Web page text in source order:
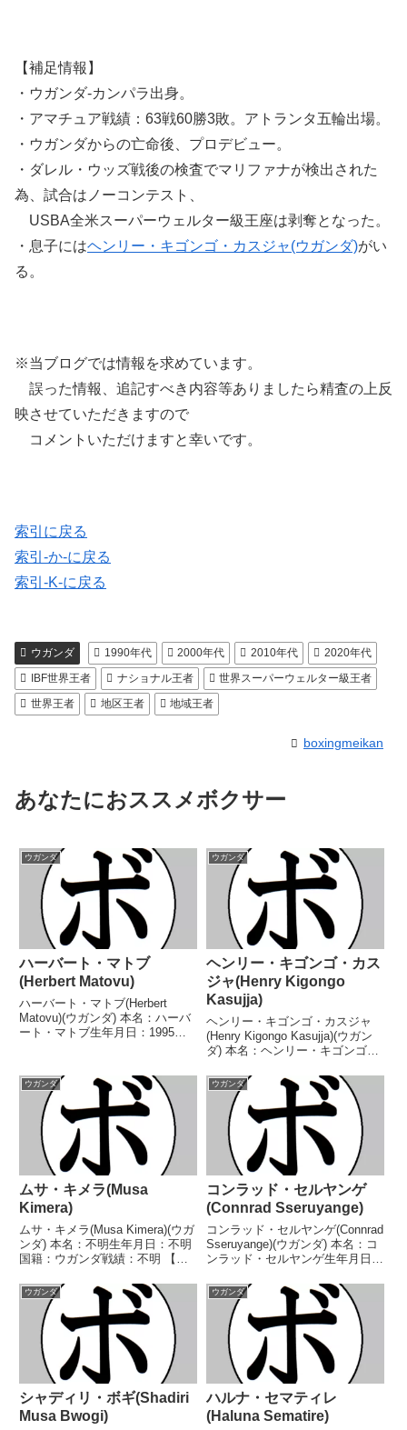
【補足情報】
・ウガンダ-カンパラ出身。
・アマチュア戦績：63戦60勝3敗。アトランタ五輪出場。
・ウガンダからの亡命後、プロデビュー。
・ダレル・ウッズ戦後の検査でマリファナが検出された
為、試合はノーコンテスト、
USBA全米スーパーウェルター級王座は剥奪となった。
・息子にはヘンリー・キゴンゴ・カスジャ(ウガンダ)がい
る。
※当ブログでは情報を求めています。
誤った情報、追記すべき内容等ありましたら精査の上反
映させていただきますので
コメントいただけますと幸いです。
索引に戻る
索引-か-に戻る
索引-K-に戻る
ウガンダ 1990年代 2000年代 2010年代
2020年代
IBF世界王者
ナショナル王者
世界スーパーウェルター級王者
世界王者
地区王者 地域王者
boxingmeikan
あなたにおススメボクサー
ウガンダ
ハーバート・マトブ
(Herbert Matovu)
ハーバート・マトブ(Herbert
Matovu)(ウガンダ) 本名：ハーバ
ート・マトブ生年月日：1995年1
ABUアフリカ東中部ヘビー級王
座 【戦歴】2024/02/10...
ウガンダ
ヘンリー・キゴンゴ・カス
ジャ(Henry Kigongo
Kasujja)
ヘンリー・キゴンゴ・カスジャ
(Henry Kigongo Kasujja)(ウガン
ダ) 本名：ヘンリー・キゴンゴ・
ガンダ戦績：15戦13勝(5KO)1敗1
分 【獲得タイトル】なし 【戦
歴】2022/07/23 ...
ウガンダ
ムサ・キメラ(Musa
Kimera)
ムサ・キメラ(Musa Kimera)(ウガ
ンダ) 本名：不明生年月日：不明
国籍：ウガンダ戦績：不明 【獲
【補足情報】・ウガンダ-カンパ
ラ、ナグル出身。・息子はシャリ
ディ・ボギ(ウガンダ)。・
BoxRecに選手...
ウガンダ
コンラッド・セルヤンゲ
(Connrad Sseruyange)
コンラッド・セルヤンゲ(Connrad
Sseruyange)(ウガンダ) 本名：コ
ンラッド・セルヤンゲ生年月日：
績：16戦10勝(6KO)6敗 【獲得タ
イトル】ウガンダフェザー級王
座 【戦歴】2022/0...
ウガンダ
シャディリ・ボギ(Shadiri
Musa Bwogi)
ウガンダ
ハルナ・セマティレ
(Haluna Sematire)